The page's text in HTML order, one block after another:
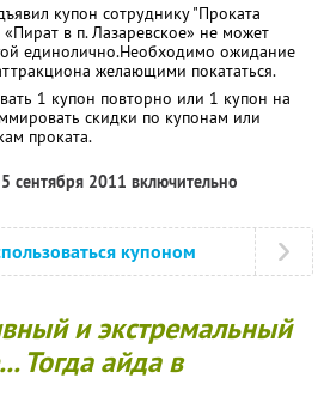
купон сотруднику "Проката
в п. Лазаревское» не может
единолично.Необходимо ожидание
желающими покататься.
1 купон повторно или 1 купон на
скидки по купонам или
проката.
сентября 2011 включительно
купоном
и экстремальный
Тогда айда в